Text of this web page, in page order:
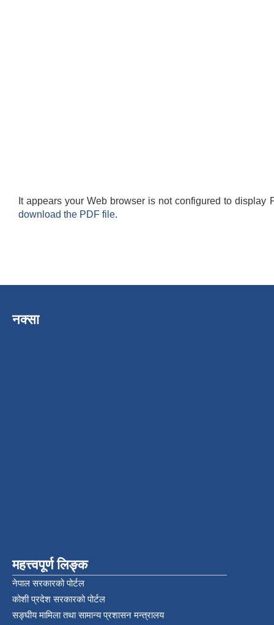
It appears your Web browser is not configured to display
download the PDF file.
नक्सा
महत्त्वपूर्ण लिङ्क
नेपाल सरकारको पोर्टल
कोशी प्रदेश सरकारको पोर्टल
सङ्‍घीय मामिला तथा सामान्य प्रशासन मन्त्रालय